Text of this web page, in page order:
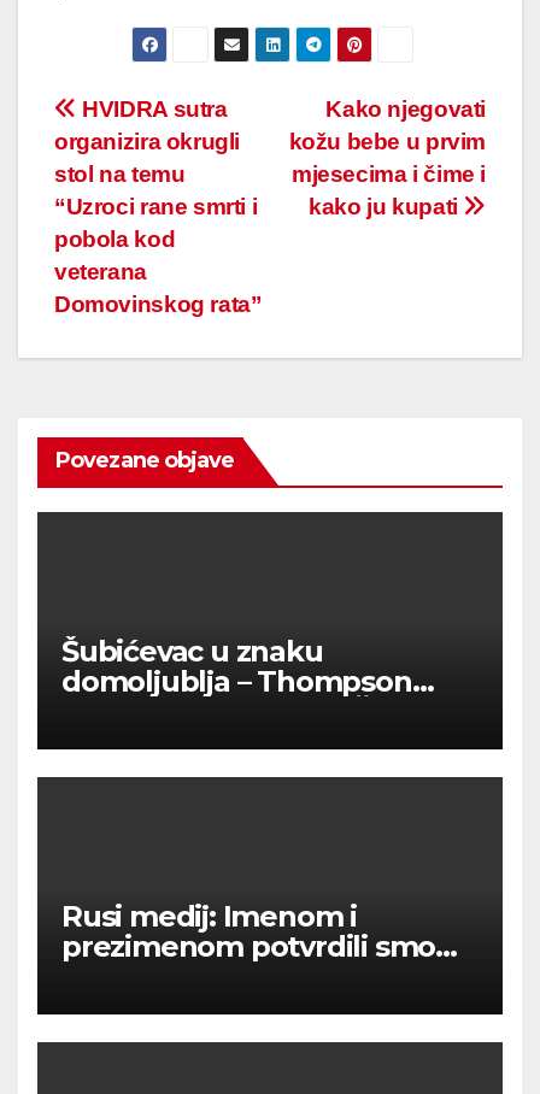
Post
navigation
Kako njegovati
kožu bebe u prvim
mjesecima i čime i
kako ju kupati
HVIDRA sutra
organizira okrugli
stol na temu
“Uzroci rane smrti i
pobola kod
veterana
Domovinskog rata”
Povezane objave
Šubićevac u znaku
domoljublja – Thompson
Rusi medij: Imenom i
prezimenom potvrdili smo
Ukraini.